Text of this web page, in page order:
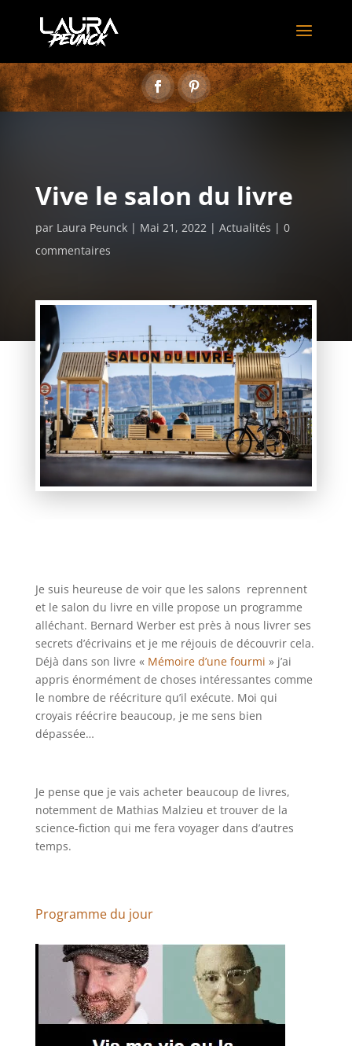
Vive le salon du livre
par Laura Peunck Mai 21, 2022 Actualités
0
commentaires
Je suis heureuse de voir que les salons reprennent
et le salon du livre en ville propose un programme
alléchant. Bernard Werber est près à nous livrer ses
secrets d’écrivains et je me réjouis de découvrir cela.
Déjà dans son livre « Mémoire d’une fourmi » j’ai
appris énormément de choses intéressantes comme
le nombre de réécriture qu’il exécute. Moi qui
croyais réécrire beaucoup, je me sens bien
dépassée…
Je pense que je vais acheter beaucoup de livres,
notemment de Mathias Malzieu et trouver de la
science-fiction qui me fera voyager dans d’autres
temps.
Programme du jour